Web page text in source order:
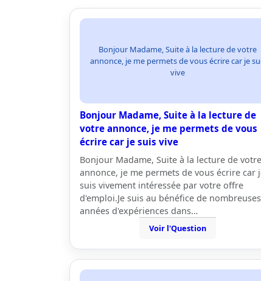
Bonjour Madame, Suite à la lecture de votre
annonce, je me permets de vous écrire car je
vive
Bonjour Madame, Suite à la lecture de
votre annonce, je me permets de vous
écrire car je suis vive
Bonjour Madame, Suite à la lecture de votre
annonce, je me permets de vous écrire car
suis vivement intéressée par votre offre
d'emploi.Je suis au bénéfice de nombreuses
années d'expériences dans…
Voir l'Question